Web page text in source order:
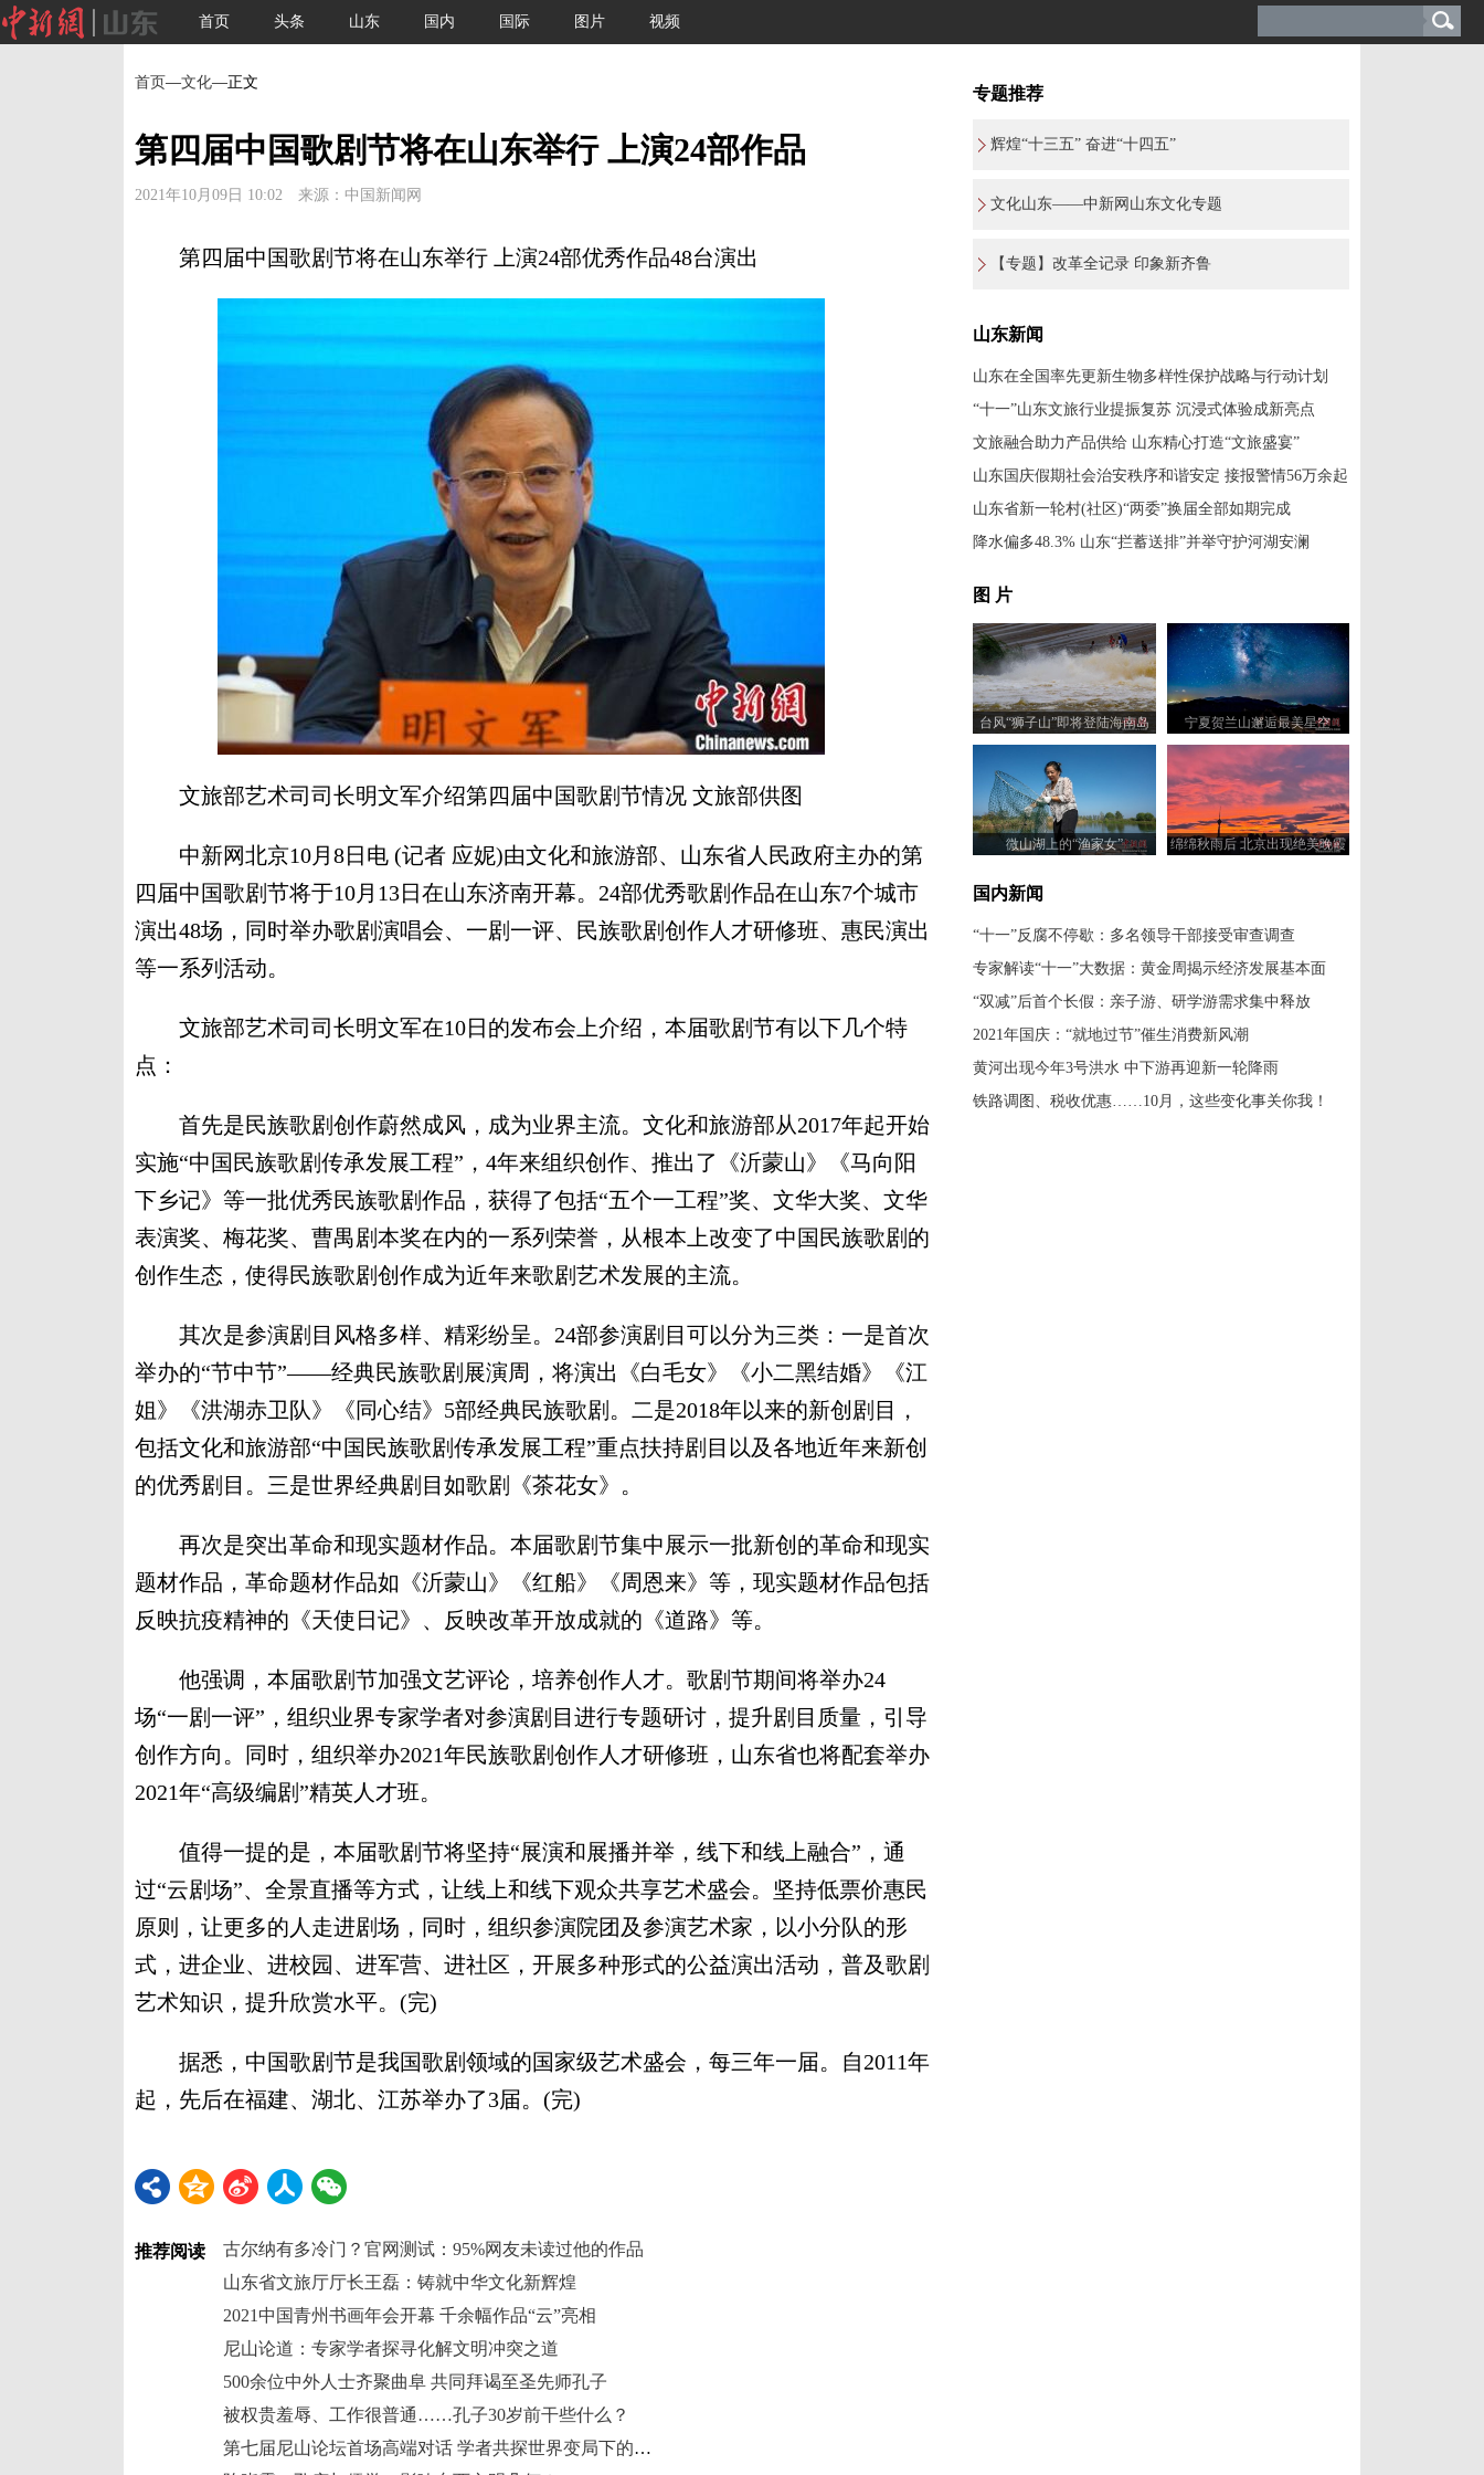
首页 头条 山东 国内 国际 图片 视频
首页—文化—正文
第四届中国歌剧节将在山东举行 上演24部作品
2021年10月09日 10:02 来源：中国新闻网
第四届中国歌剧节将在山东举行 上演24部优秀作品48台演出
文旅部艺术司司长明文军介绍第四届中国歌剧节情况 文旅部供图
中新网北京10月8日电 (记者 应妮)由文化和旅游部、山东省人民政府主办的第
四届中国歌剧节将于10月13日在山东济南开幕。24部优秀歌剧作品在山东7个城市
演出48场，同时举办歌剧演唱会、一剧一评、民族歌剧创作人才研修班、惠民演出
等一系列活动。
文旅部艺术司司长明文军在10日的发布会上介绍，本届歌剧节有以下几个特
点：
首先是民族歌剧创作蔚然成风，成为业界主流。文化和旅游部从2017年起开始
实施“中国民族歌剧传承发展工程”，4年来组织创作、推出了《沂蒙山》《马向阳
下乡记》等一批优秀民族歌剧作品，获得了包括“五个一工程”奖、文华大奖、文华
表演奖、梅花奖、曹禺剧本奖在内的一系列荣誉，从根本上改变了中国民族歌剧的
创作生态，使得民族歌剧创作成为近年来歌剧艺术发展的主流。
其次是参演剧目风格多样、精彩纷呈。24部参演剧目可以分为三类：一是首次
举办的“节中节”——经典民族歌剧展演周，将演出《白毛女》《小二黑结婚》《江
姐》《洪湖赤卫队》《同心结》5部经典民族歌剧。二是2018年以来的新创剧目，
包括文化和旅游部“中国民族歌剧传承发展工程”重点扶持剧目以及各地近年来新创
的优秀剧目。三是世界经典剧目如歌剧《茶花女》。
再次是突出革命和现实题材作品。本届歌剧节集中展示一批新创的革命和现实
题材作品，革命题材作品如《沂蒙山》《红船》《周恩来》等，现实题材作品包括
反映抗疫精神的《天使日记》、反映改革开放成就的《道路》等。
他强调，本届歌剧节加强文艺评论，培养创作人才。歌剧节期间将举办24
场“一剧一评”，组织业界专家学者对参演剧目进行专题研讨，提升剧目质量，引导
创作方向。同时，组织举办2021年民族歌剧创作人才研修班，山东省也将配套举办
2021年“高级编剧”精英人才班。
值得一提的是，本届歌剧节将坚持“展演和展播并举，线下和线上融合”，通
过“云剧场”、全景直播等方式，让线上和线下观众共享艺术盛会。坚持低票价惠民
原则，让更多的人走进剧场，同时，组织参演院团及参演艺术家，以小分队的形
式，进企业、进校园、进军营、进社区，开展多种形式的公益演出活动，普及歌剧
艺术知识，提升欣赏水平。(完)
据悉，中国歌剧节是我国歌剧领域的国家级艺术盛会，每三年一届。自2011年
起，先后在福建、湖北、江苏举办了3届。(完)
推荐阅读
古尔纳有多冷门？官网测试：95%网友未读过他的作品
山东省文旅厅厅长王磊：铸就中华文化新辉煌
2021中国青州书画年会开幕 千余幅作品“云”亮相
尼山论道：专家学者探寻化解文明冲突之道
500余位中外人士齐聚曲阜 共同拜谒至圣先师孔子
被权贵羞辱、工作很普通……孔子30岁前干些什么？
第七届尼山论坛首场高端对话 学者共探世界变局下的人类文明走向
专题推荐
辉煌“十三五” 奋进“十四五”
文化山东——中新网山东文化专题
【专题】改革全记录 印象新齐鲁
山东新闻
山东在全国率先更新生物多样性保护战略与行动计划
“十一”山东文旅行业提振复苏 沉浸式体验成新亮点
文旅融合助力产品供给 山东精心打造“文旅盛宴”
山东国庆假期社会治安秩序和谐安定 接报警情56万余起
山东省新一轮村(社区)“两委”换届全部如期完成
降水偏多48.3% 山东“拦蓄送排”并举守护河湖安澜
图 片
台风“狮子山”即将登陆海南岛
万泉河水大幅上涨
宁夏贺兰山邂逅最美星空
微山湖上的“渔家女” 绵绵秋雨后 北京出现绝美晚霞
国内新闻
“十一”反腐不停歇：多名领导干部接受审查调查
专家解读“十一”大数据：黄金周揭示经济发展基本面
“双减”后首个长假：亲子游、研学游需求集中释放
2021年国庆：“就地过节”催生消费新风潮
黄河出现今年3号洪水 中下游再迎新一轮降雨
铁路调图、税收优惠……10月，这些变化事关你我！